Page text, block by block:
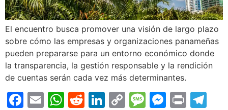
El encuentro busca promover una visión de largo plazo
sobre cómo las empresas y organizaciones panameñas
pueden prepararse para un entorno económico donde
la transparencia, la gestión responsable y la rendición
de cuentas serán cada vez más determinantes.
Facebook
EmailWhatsApp
Reddit
LinkedIn
CopyMessage
Print